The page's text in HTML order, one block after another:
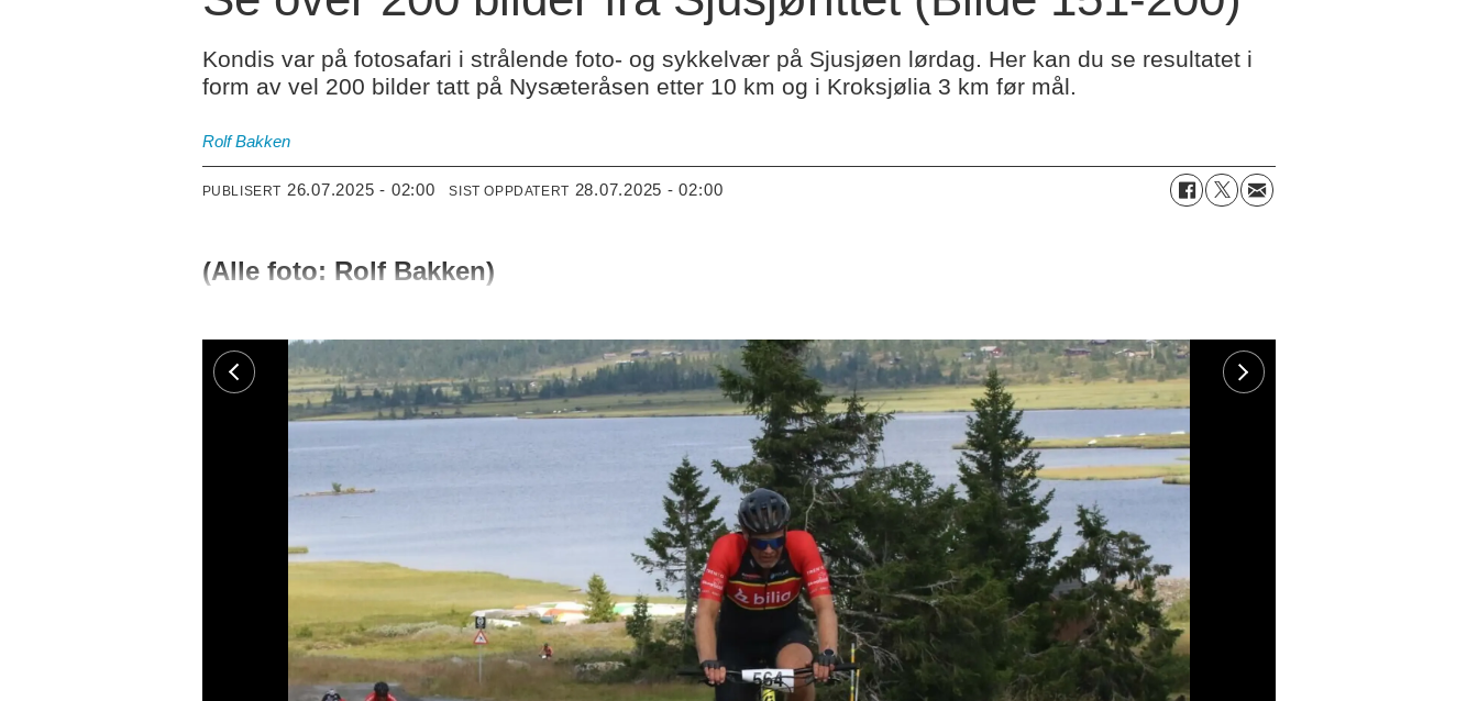
Kondis var på fotosafari i strålende foto- og sykkelvær på Sjusjøen lørdag. Her kan du se resultatet i
form av vel 200 bilder tatt på Nysæteråsen etter 10 km og i Kroksjølia 3 km før mål.
Rolf Bakken
PUBLISERT 26.07.2025 - 02:00 SIST OPPDATERT 28.07.2025 - 02:00
(Alle foto: Rolf Bakken)